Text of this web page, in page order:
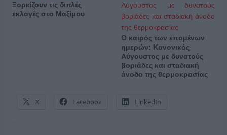
Ξορκίζουν τις διπλές
εκλογές στο Μαξίμου
Ο καιρός των επομένων
ημερών: Κανονικός
Αύγουστος με δυνατούς
βοριάδες και σταδιακή
άνοδο της θερμοκρασίας
X Facebook LinkedIn